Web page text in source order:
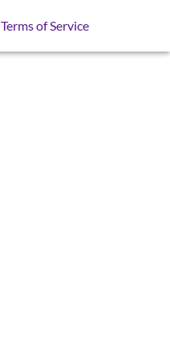
Terms of Service